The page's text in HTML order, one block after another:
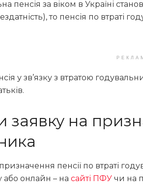
пенсія за віком в Україні
то пенсія по втраті
у зв’язку з втратою
заявку на
пенсії по втраті
онлайн – на сайті ПФУ чи на